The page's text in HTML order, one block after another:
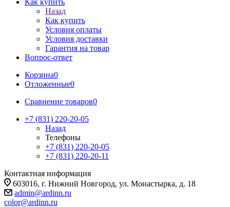
Как купить
Назад
Как купить
Условия оплаты
Условия доставки
Гарантия на товар
Вопрос-ответ
Корзина0
Отложенные0
Сравнение товаров0
+7 (831) 220-20-05
Назад
Телефоны
+7 (831) 220-20-05
+7 (831) 220-20-11
Контактная информация
603016, г. Нижний Новгород, ул. Монастырка, д. 18
admin@ardinn.ru
color@ardinn.ru